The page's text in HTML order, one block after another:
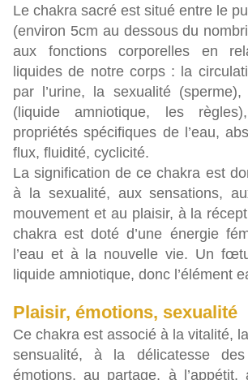
Le chakra sacré est situé entre le
(environ 5cm au dessous du
aux fonctions corporelles en
liquides de notre corps : la
par l’urine, la sexualité (sperme),
(liquide amniotique, les
propriétés spécifiques de l’eau,
flux, fluidité, cyclicité.
La signification de ce chakra est
à la sexualité, aux sensations,
mouvement et au plaisir, à la
chakra est doté d’une énergie
l’eau et à la nouvelle vie. Un
liquide amniotique, donc l’élément
Plaisir, émotions, sexualité
Ce chakra est associé à la vitalité,
sensualité, à la délicatesse
émotions, au partage, à l’appétit,